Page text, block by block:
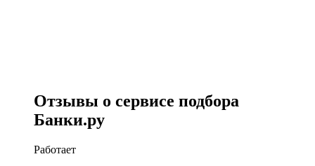
Отзывы о сервисе подбора
Банки.ру
Работает